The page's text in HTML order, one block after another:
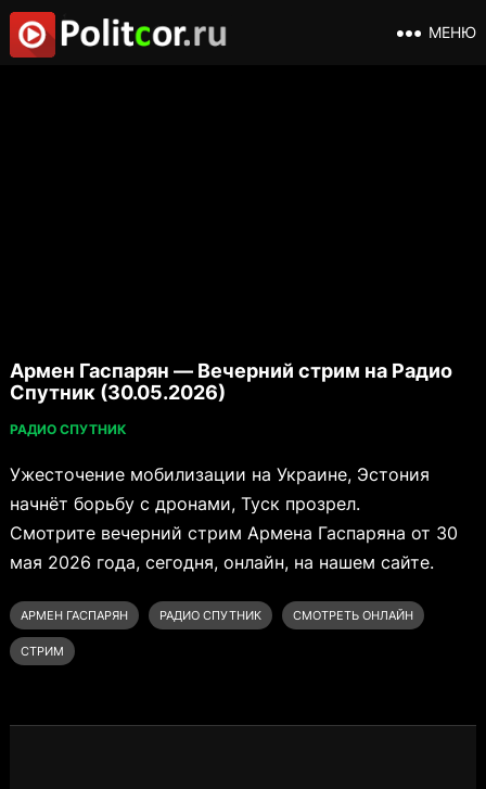
МЕНЮ
Армен Гаспарян — Вечерний стрим на Радио
Спутник (30.05.2026)
РАДИО СПУТНИК
Ужесточение мобилизации на Украине, Эстония
начнёт борьбу с дронами, Туск прозрел.
Смотрите вечерний стрим Армена Гаспаряна от 30
мая 2026 года, сегодня, онлайн, на нашем сайте.
АРМЕН ГАСПАРЯН РАДИО СПУТНИК СМОТРЕТЬ ОНЛАЙН
СТРИМ